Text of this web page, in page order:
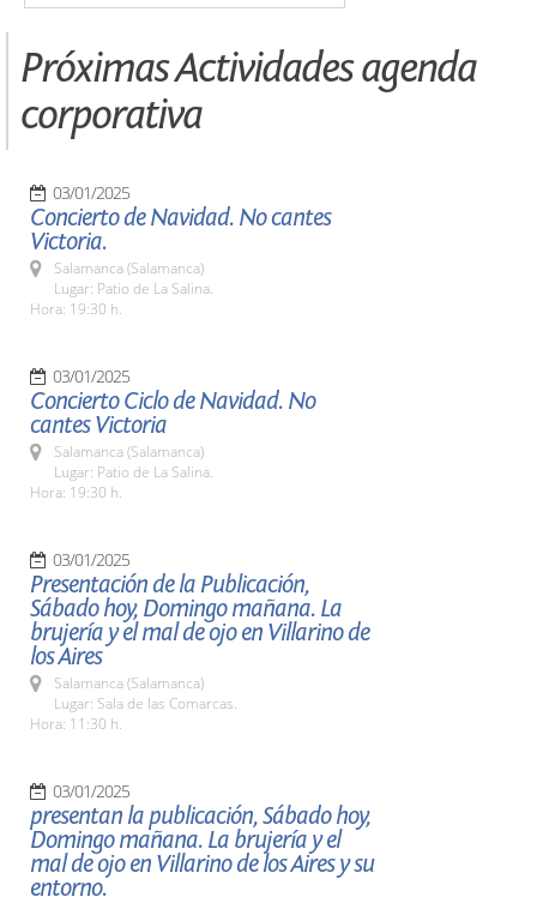
Próximas Actividades agenda
corporativa
03/01/2025
Concierto de Navidad. No cantes
Victoria.
Salamanca (Salamanca)
Lugar: Patio de La Salina.
Hora: 19:30 h.
03/01/2025
Concierto Ciclo de Navidad. No
cantes Victoria
Salamanca (Salamanca)
Lugar: Patio de La Salina.
Hora: 19:30 h.
03/01/2025
Presentación de la Publicación,
Sábado hoy, Domingo mañana. La
brujería y el mal de ojo en Villarino de
los Aires
Salamanca (Salamanca)
Lugar: Sala de las Comarcas.
Hora: 11:30 h.
03/01/2025
presentan la publicación, Sábado hoy,
Domingo mañana. La brujería y el
mal de ojo en Villarino de los Aires y su
entorno.